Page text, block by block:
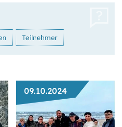
Teilnehmer
09.10.2024
Nutzung
um vollständig anonyme
dieser Website zu erfassen.